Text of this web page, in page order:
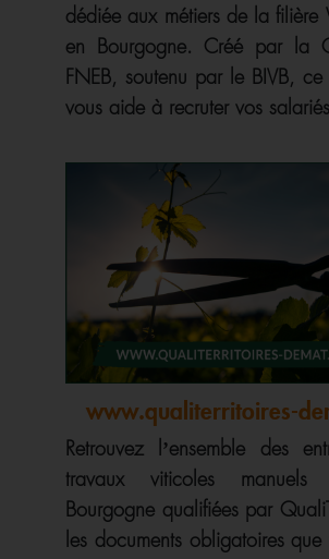
dédiée aux métiers de la filière
en Bourgogne. Créé par la
FNEB, soutenu par le BIVB,
vous aide à recruter vos
www.qualiterritoires-
Retrouvez l’ensemble des
travaux viticoles
Bourgogne qualifiées par
les documents obligatoires